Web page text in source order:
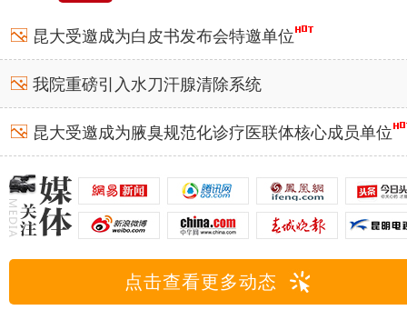
昆大受邀成为白皮书发布会特邀单位
我院重磅引入水刀汗腺清除系统
昆大受邀成为腋臭规范化诊疗医联体核心成员单位
点击查看更多动态